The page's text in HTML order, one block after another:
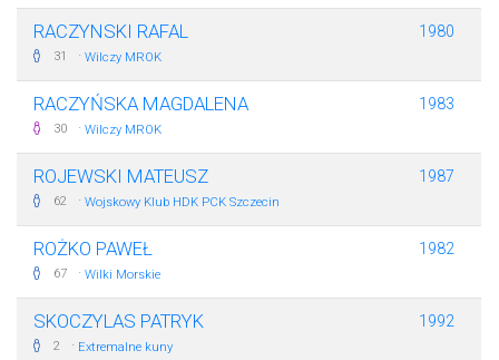
RACZYNSKI RAFAL
31 · Wilczy MROK
1980
RACZYŃSKA MAGDALENA
30 · Wilczy MROK
1983
ROJEWSKI MATEUSZ
62 · Wojskowy Klub HDK PCK Szczecin
1987
ROŻKO PAWEŁ
67 · Wilki Morskie
1982
SKOCZYLAS PATRYK
2 · Extremalne kuny
1992